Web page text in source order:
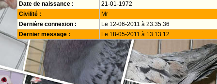
Date de naissance :
21-01-1972
Civilité :
Mr
Dernière connexion :
Le 12-06-2011 à 23:35:36
Dernier message :
Le 18-05-2011 à 13:13:12